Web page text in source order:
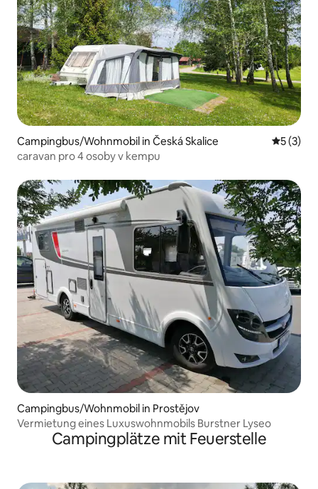
Campingbus/Wohnmobil in Česká Skalice
5 (3)
caravan pro 4 osoby v kempu
Campingbus/Wohnmobil in Prostějov
Vermietung eines Luxuswohnmobils Burstner Lyseo
Campingplätze mit Feuerstelle